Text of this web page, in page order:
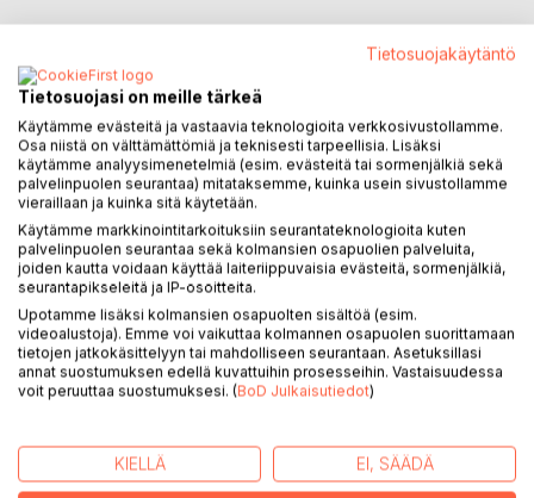
KUVAUS
Melodi on Joni Järvi-Laturin seitsemäs kirja ja kolmas
elokuvakäsikirjoitus.
On talvi 2016. Pohjois-Ruotsiin erakoitunut etsivä Stefan
Holm haluaa löytää 15 vuotta sitten murhatun vaimonsa
Hanna Lundin tappajan. Hän on myös kiinnostunut
selvittämään samana vuonna kadonneen laulajatar Karolina
Lundbergin kohtalon. Jäljet johtavat sekä Bolmenin saarelle
että Ruotsin musiikkibisneksen katkeransuloisiin
koukeroihin.
joka täytyy nauttia hitaasti mutta kerralla.
Tietosuojakäytäntö
Tietosuojasi on meille tärkeä
Käytämme evästeitä ja vastaavia teknologioita verkkosivustollamme.
Osa niistä on välttämättömiä ja teknisesti tarpeellisia. Lisäksi
käytämme analyysimenetelmiä (esim. evästeitä tai sormenjälkiä sekä
palvelinpuolen seurantaa) mitataksemme, kuinka usein sivustollamme
vieraillaan ja kuinka sitä käytetään.
Käytämme markkinointitarkoituksiin seurantateknologioita kuten
palvelinpuolen seurantaa sekä kolmansien osapuolien palveluita,
joiden kautta voidaan käyttää laiteriippuvaisia evästeitä, sormenjälkiä,
seurantapikseleitä ja IP-osoitteita.
Upotamme lisäksi kolmansien osapuolten sisältöä (esim.
videoalustoja). Emme voi vaikuttaa kolmannen osapuolen suorittamaan
tietojen jatkokäsittelyyn tai mahdolliseen seurantaan. Asetuksillasi
annat suostumuksen edellä kuvattuihin prosesseihin. Vastaisuudessa
voit peruuttaa suostumuksesi. (BoD Julkaisutiedot)
KIELLÄ EI, SÄÄDÄ